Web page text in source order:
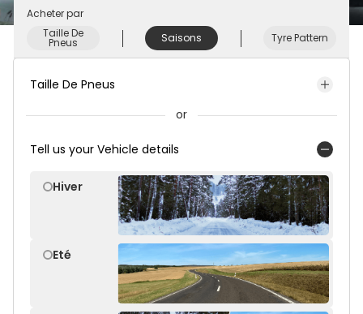
Acheter par
Taille De
Pneus Saisons Tyre Pattern
Taille De Pneus
or
Tell us your Vehicle details
Hiver
Eté